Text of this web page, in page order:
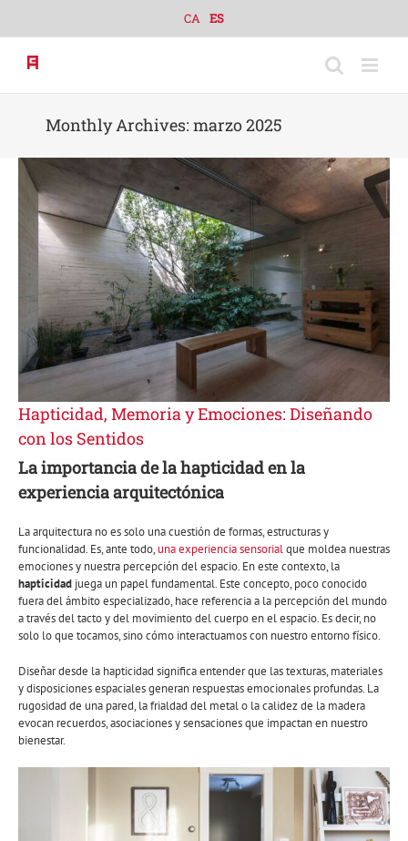
content
CA ES
Monthly Archives: marzo 2025
Hapticidad, Memoria y Emociones: Diseñando
con los Sentidos
La importancia de la hapticidad en la
experiencia arquitectónica
La arquitectura no es solo una cuestión de formas, estructuras y
funcionalidad. Es, ante todo,una experiencia sensorialque moldea nuestras
emociones y nuestra percepción del espacio. En este contexto, la
hapticidad juega un papel fundamental. Este concepto, poco conocido
fuera del ámbito especializado, hace referencia a la percepción del mundo
a través del tacto y del movimiento del cuerpo en el espacio. Es decir, no
solo lo que tocamos, sino cómo interactuamos con nuestro entorno físico.
Diseñar desde la hapticidad significa entender que las texturas, materiales
y disposiciones espaciales generan respuestas emocionales profundas. La
rugosidad de una pared, la frialdad del metal o la calidez de la madera
evocan recuerdos, asociaciones y sensaciones que impactan en nuestro
bienestar.